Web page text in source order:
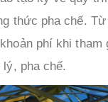
thức pha chế. Từ
phí khi tham
lý, pha chế.